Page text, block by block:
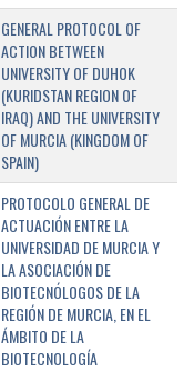
GENERAL PROTOCOL OF
ACTION BETWEEN
UNIVERSITY OF DUHOK
(KURIDSTAN REGION OF
IRAQ) AND THE UNIVERSITY
OF MURCIA (KINGDOM OF
SPAIN)
PROTOCOLO GENERAL DE
ACTUACIÓN ENTRE LA
UNIVERSIDAD DE MURCIA Y
LA ASOCIACIÓN DE
BIOTECNÓLOGOS DE LA
REGIÓN DE MURCIA, EN EL
ÁMBITO DE LA
BIOTECNOLOGÍA